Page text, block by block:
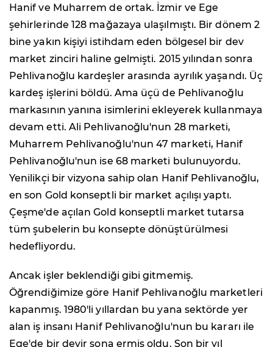
Hanif ve Muharrem de ortak. İzmir ve Ege
şehirlerinde 128 mağazaya ulaşılmıştı. Bir dönem 2
bine yakın kişiyi istihdam eden bölgesel bir dev
market zinciri haline gelmişti. 2015 yılından sonra
Pehlivanoğlu kardeşler arasında ayrılık yaşandı. Üç
kardeş işlerini böldü. Ama üçü de Pehlivanoğlu
markasının yanına isimlerini ekleyerek kullanmaya
devam etti. Ali Pehlivanoğlu'nun 28 marketi,
Muharrem Pehlivanoğlu'nun 47 marketi, Hanif
Pehlivanoğlu'nun ise 68 marketi bulunuyordu.
Yenilikçi bir vizyona sahip olan Hanif Pehlivanoğlu,
en son Gold konseptli bir market açılışı yaptı.
Çeşme'de açılan Gold konseptli market tutarsa
tüm şubelerin bu konsepte dönüştürülmesi
hedefliyordu.
Ancak işler beklendiği gibi gitmemiş.
Öğrendiğimize göre Hanif Pehlivanoğlu marketleri
kapanmış. 1980'li yıllardan bu yana sektörde yer
alan iş insanı Hanif Pehlivanoğlu'nun bu kararı ile
Ege'de bir devir sona ermiş oldu. Son bir yıl